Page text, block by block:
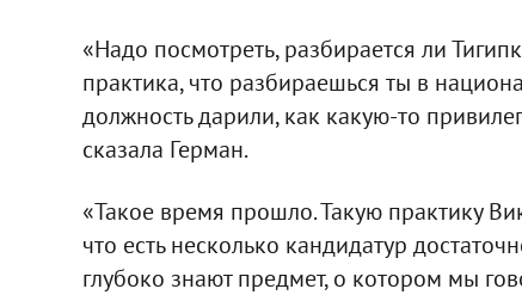
«Надо посмотреть, разбирается ли
практика, что разбираешься ты в
должность дарили, как какую-то
сказала Герман.
«Такое время прошло. Такую практику
что есть несколько кандидатур
глубоко знают предмет, о котором мы